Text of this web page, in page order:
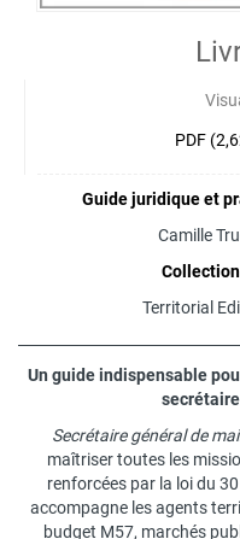
PDF
Guide juridique et
Camille
Territorial
Un guide indispensable
Secrétaire général de
maîtriser toutes les
renforcées par la loi du
accompagne les agents
budget M57, marchés